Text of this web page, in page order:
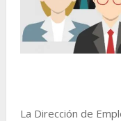
La Dirección de